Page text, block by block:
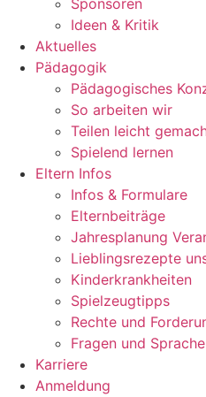
Sponsoren
Ideen & Kritik
Aktuelles
Pädagogik
Pädago­gisches
So arbeiten wir
Teilen leicht
Spielend lernen
Eltern Infos
Infos & Formulare
Elternbeiträge
Jahresplanung
Lieblingsrezepte
Kinderkrankheiten
Spielzeugtipps
Rechte und
Fragen und Sprache
Karriere
Anmeldung